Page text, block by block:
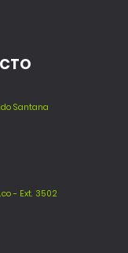
Santana
- Ext. 3502